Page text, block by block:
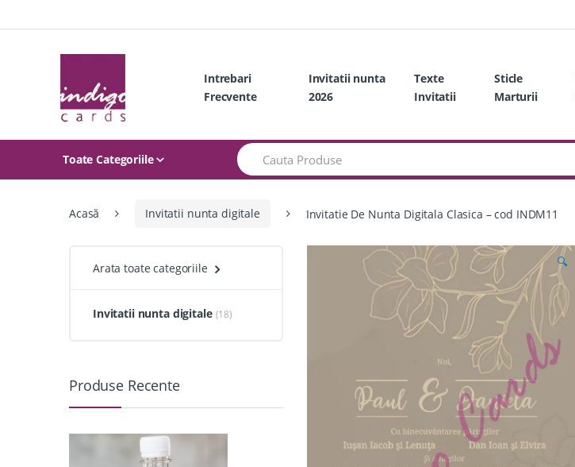
to
to
Intrebari
Frecvente
Invitatii nunta
2026
Texte
Invitatii
Sticle
Marturii
Toate Categoriile
Search
Acasă Invitatii nunta digitale Invitatie De Nunta Digitala Clasica – cod INDM11
🔍
Arata toate categoriile
Invitatii nunta digitale (18)
Produse Recente